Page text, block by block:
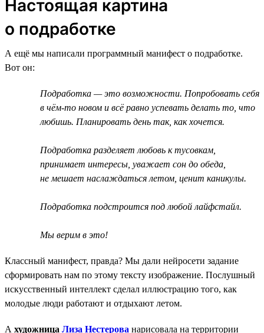
Настоящая картина
о подработке
А ещё мы написали программный манифест о подработке.
Вот он:
Подработка — это возможности. Попробовать себя
в чём-то новом и всё равно успевать делать то, что
любишь. Планировать день так, как хочется.
Подработка разделяет любовь к тусовкам,
принимает интересы, уважает сон до обеда,
не мешает наслаждаться летом, ценит каникулы.
Подработка подстроится под любой лайфстайл.
Мы верим в это!
Классный манифест, правда? Мы дали нейросети задание
сформировать нам по этому тексту изображение. Послушный
искусственный интеллект сделал иллюстрацию того, как
молодые люди работают и отдыхают летом.
А художница Лиза Нестерова нарисовала на территории